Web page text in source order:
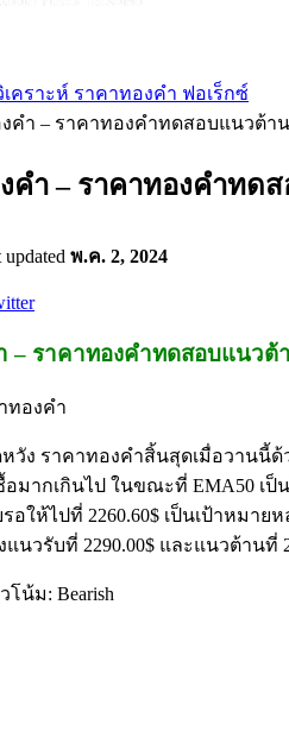
คราะห์ ราคาทองคำ ฟอเร็กซ์
คำ – ราคาทองคำทดสอบแนวต้าน
คำ – ราคาทองคำทดส
updated พ.ค. 2, 2024
– ราคาทองคำทดสอบแนวต้
ทองคำ
ง ราคาทองคำสิ้นสุดเมื่อวานนี้ด้
มากเกินไป ในขณะที่ EMA50 เ
อให้ไปที่ 2260.60$ เป็นเป้าหม
นวรับที่ 2290.00$ และแนวต้านที่
น้ม: Bearish